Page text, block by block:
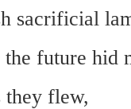
sacrificial
future hid
they flew,